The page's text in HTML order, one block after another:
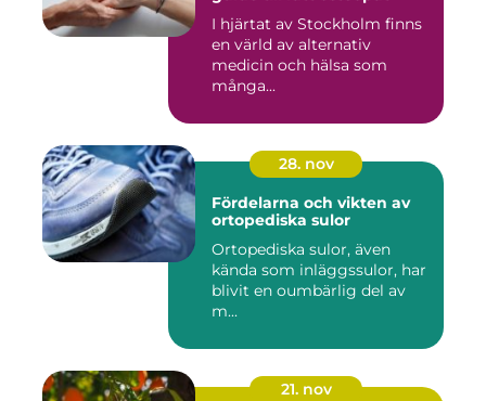
I hjärtat av Stockholm finns
en värld av alternativ
medicin och hälsa som
många...
28. nov
Fördelarna och vikten av
ortopediska sulor
Ortopediska sulor, även
kända som inläggssulor, har
blivit en oumbärlig del av
m...
21. nov